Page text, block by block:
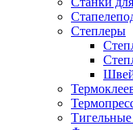
Степлеры